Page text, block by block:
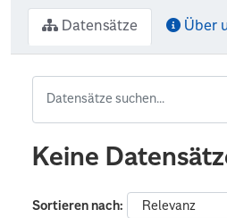
Datensätze Über
Keine
Sortieren nach